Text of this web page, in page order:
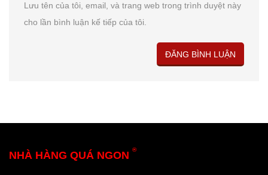
Lưu tên của tôi, email, và trang web trong trình duyệt này
cho lần bình luận kế tiếp của tôi.
NHÀ HÀNG QUÁ NGON ®